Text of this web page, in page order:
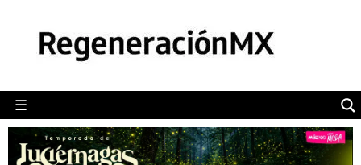
☰
POLÍTICA
CAMALEÓN
OPINIÓN